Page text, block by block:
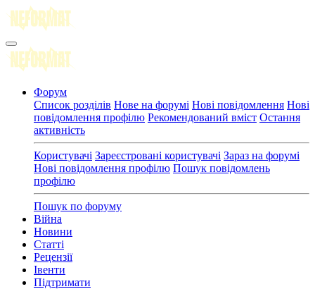
Форум
Список розділів Нове на форумі Нові повідомлення Нові
повідомлення профілю Рекомендований вміст Остання
активність
Користувачі Зареєстровані користувачі Зараз на форумі
Нові повідомлення профілю Пошук повідомлень
профілю
Пошук по форуму
Війна
Новини
Статті
Рецензії
Івенти
Підтримати